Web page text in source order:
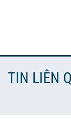
TIN LIÊN